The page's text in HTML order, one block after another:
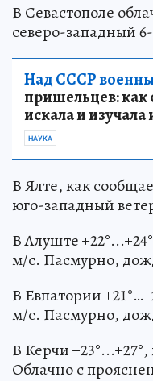
В Севастополе
северо-западный
Над СССР
пришельцев: как
искала и
НАУКА
В Ялте, как
юго-западный
В Алуште
м/с. Пасмурно,
В Евпатории
м/с. Пасмурно,
В Керчи
Облачно с